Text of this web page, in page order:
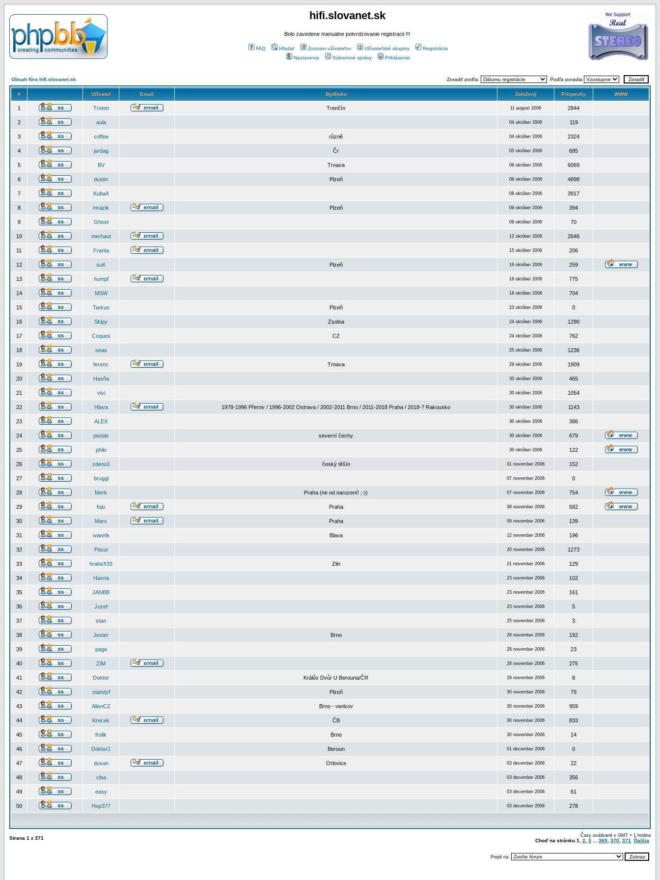
hifi.slovanet.sk
Bolo zavedene manualne potvrdzovanie registracii !!!
FAQ Hľadať Zoznam užívateľov Užívateľské skupiny
Registrácia
Nastavenia
Súkromné správy Prihlásenie
Obsah fóra hifi.slovanet.sk Zoradiť podľa: Podľa poradia
# Užívateľ Email Bydlisko Založený Príspevky WWW
1 Troton Trenčín 11 august 2006 2844
2 aula 04 október 2006 119
3 coffee různě 04 október 2006 2324
4 jardag Čr 05 október 2006 685
5 BV Trnava 06 október 2006 6069
6 dustin Plzeň 06 október 2006 4898
7 Kuba4 08 október 2006 3917
8 mrazik Plzeň 09 október 2006 394
9 Ghost 09 október 2006 70
10 merhaut 12 október 2006 2646
11 Franta 15 október 2006 206
12 suK Plzeň 16 október 2006 259
13 humpf 16 október 2006 775
14 MSW 18 október 2006 704
15 Tarkus Plzeň 23 október 2006 0
16 Skipy Zsolna 24 október 2006 1290
17 Coques CZ 24 október 2006 762
18 seas 25 október 2006 1236
19 ferenc Trnava 29 október 2006 1909
20 Hasňa 30 október 2006 465
21 vivi 30 október 2006 1054
22 Hlava 1978-1996 Přerov / 1996-2002 Ostrava / 2002-2011 Brno / 2011-2018 Praha / 2018-? Rakousko 30 október 2006 1143
23 ALEX 30 október 2006 386
24 pistole severní čechy 30 október 2006 679
25 philo 30 október 2006 122
26 zdeno1 český těšín 01 november 2006 152
27 bruggi 07 november 2006 0
28 Merk Praha (ne od narození! ;-)) 07 november 2006 754
29 fojo Praha 08 november 2006 582
30 Marx Praha 09 november 2006 139
31 wawrik Blava 12 november 2006 196
32 Pasul 20 november 2006 1273
33 hrabeX33 Zlin 21 november 2006 129
34 Haxna 23 november 2006 102
35 JANBB 23 november 2006 161
36 Jozef 23 november 2006 5
37 stan 25 november 2006 3
38 Jester Brno 28 november 2006 192
39 page 28 november 2006 23
40 ZIM 28 november 2006 275
41 Doktor Králův Dvůr U Berouna/ČR 29 november 2006 8
42 standyf Plzeň 30 november 2006 79
43 AlienCZ Brno - venkov 30 november 2006 959
44 Krecek ČB 30 november 2006 833
45 frolik Brno 30 november 2006 14
46 Doktor2 Beroun 01 december 2006 0
47 dusan Orlovice 03 december 2006 22
48 ciba 03 december 2006 356
49 easy 03 december 2006 61
50 Hop377 03 december 2006 278
Strana 1 z 371 Časy uvádzané v GMT + 1 hodina
Choď na stránku 1 2 3 369 370 371 Ďalšia
Prejdi na: